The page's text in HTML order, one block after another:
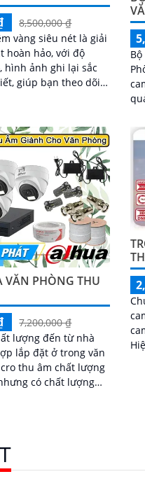
8,500,000 ₫
vàng siêu nét là giải
hoàn hảo, với độ
hình ảnh ghi lại sắc
giúp bạn theo dõi
ràng cả trong điều
VĂN PHÒNG THU
7,200,000 ₫
lượng đến từ nhà
lắp đặt ở trong văn
thu âm chất lượng
có chất lượng